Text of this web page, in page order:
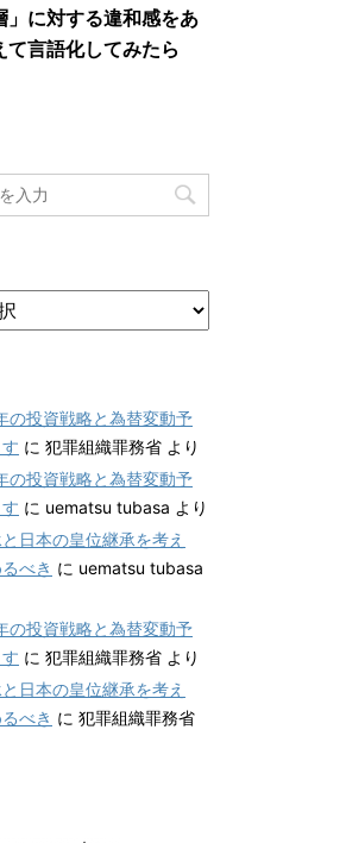
」に対する違和感をあ
て言語化してみたら
の投資戦略と為替変動予
に 犯罪組織罪務省 より
の投資戦略と為替変動予
に uematsu tubasa より
日本の皇位継承を考え
べき に uematsu tubasa
の投資戦略と為替変動予
に 犯罪組織罪務省 より
日本の皇位継承を考え
べき に 犯罪組織罪務省